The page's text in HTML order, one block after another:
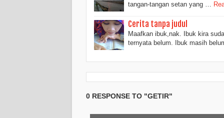
tangan-tangan setan yang …
Cerita tanpa judul
Maafkan ibuk,nak. Ibuk kira
ternyata belum. Ibuk masih
0 RESPONSE TO "GETIR"